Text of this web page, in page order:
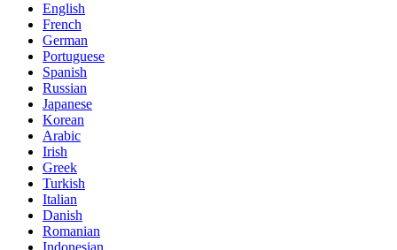
English
French
German
Portuguese
Spanish
Russian
Japanese
Korean
Arabic
Irish
Greek
Turkish
Italian
Danish
Romanian
Indonesian